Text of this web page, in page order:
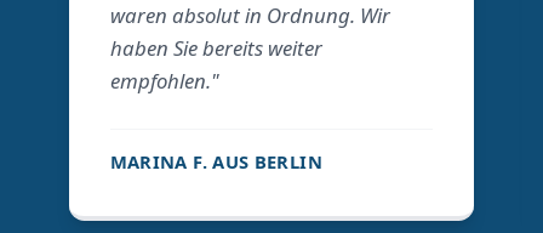
waren absolut in Ordnung. Wir
haben Sie bereits weiter
empfohlen."
MARINA F. AUS BERLIN